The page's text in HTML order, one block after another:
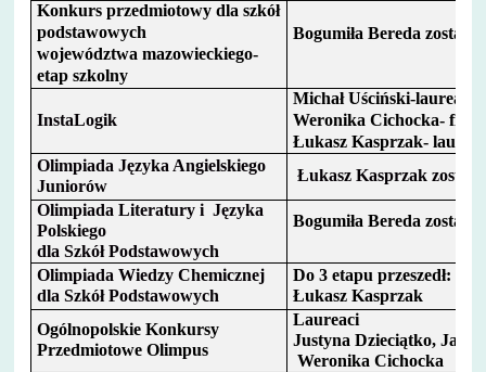
Konkurs przedmiotowy dla szkół
podstawowych
województwa mazowieckiego-
etap szkolny
Bogumiła Bereda została
InstaLogik
Michał Uściński-laureat 1
Weronika Cichocka-
Łukasz Kasprzak-
Olimpiada Języka Angielskiego
Juniorów
Łukasz Kasprzak został
Olimpiada Literatury i Języka
Polskiego
dla Szkół Podstawowych
Bogumiła Bereda została
Olimpiada Wiedzy Chemicznej
dla Szkół Podstawowych
Do 3 etapu przeszedł:
Łukasz Kasprzak
Ogólnopolskie Konkursy
Przedmiotowe Olimpus
Laureaci
Justyna Dzieciątko, Jan
Weronika Cichocka